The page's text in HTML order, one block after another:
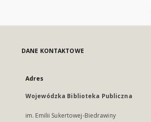
DANE KONTAKTOWE
Adres
Wojewódzka Biblioteka Publiczna
im. Emilii Sukertowej-Biedrawiny